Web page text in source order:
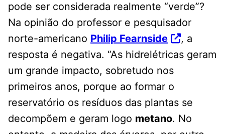
pode ser considerada realmente “verde”?
Na opinião do professor e pesquisador
norte-americano Philip Fearnside
, a
resposta é negativa. “As hidrelétricas geram
um grande impacto, sobretudo nos
primeiros anos, porque ao formar o
reservatório os resíduos das plantas se
decompõem e geram logo metano. No